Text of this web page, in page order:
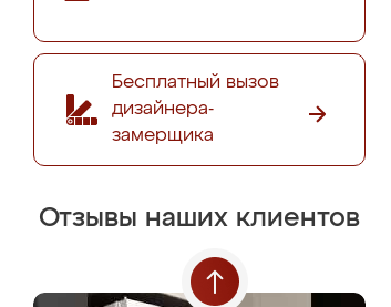
Бесплатный вызов
дизайнера-
замерщика
Отзывы наших клиентов